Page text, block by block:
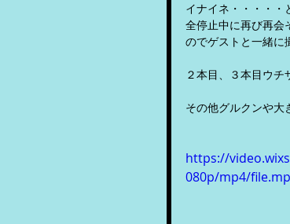
イナイネ・・・・・
全停止中に再び再会
のでゲストと一緒に
２本目、３本目ウチ
その他グルクンや大
https://
080p/mp4/